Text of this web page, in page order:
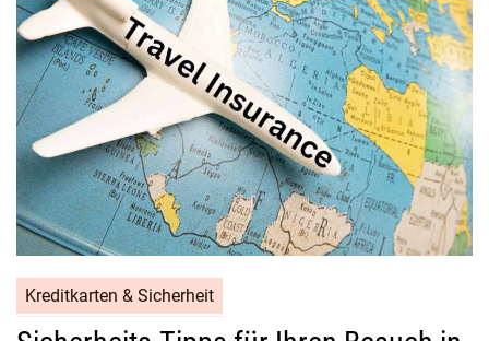
Kreditkarten & Sicherheit